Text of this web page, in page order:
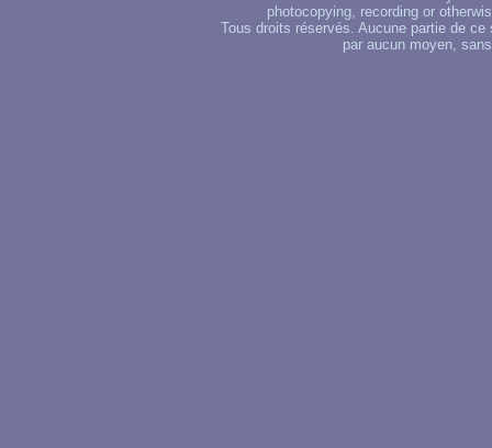
photocopying, recording or
Tous droits réservés. Aucune partie de
par aucun moyen,